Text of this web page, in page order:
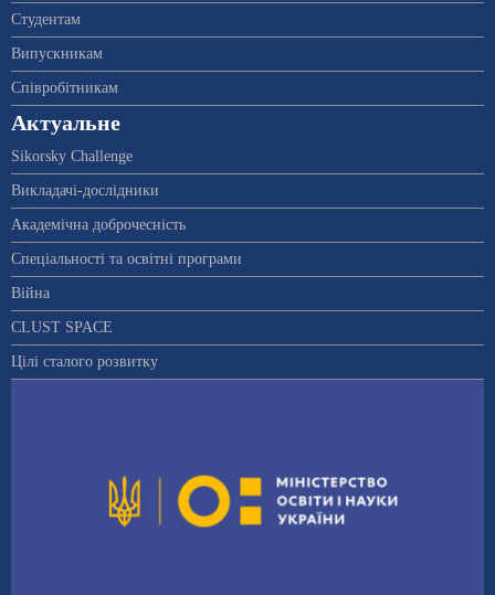
Студентам
Випускникам
Співробітникам
Актуальне
Sikorsky Challenge
Викладачі-дослідники
Академічна доброчесність
Спеціальності та освітні програми
Війна
CLUST SPACE
Цілі сталого розвитку